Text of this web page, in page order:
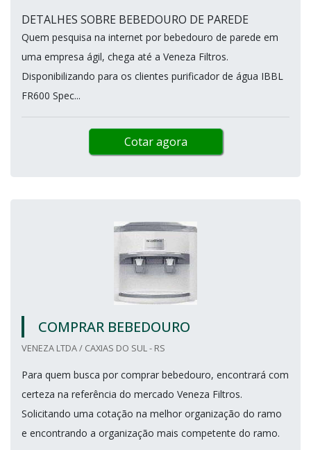
DETALHES SOBRE BEBEDOURO DE PAREDE
Quem pesquisa na internet por bebedouro de parede em
uma empresa ágil, chega até a Veneza Filtros.
Disponibilizando para os clientes purificador de água IBBL
FR600 Spec...
Cotar agora
COMPRAR BEBEDOURO
VENEZA LTDA / CAXIAS DO SUL - RS
Para quem busca por comprar bebedouro, encontrará com
certeza na referência do mercado Veneza Filtros.
Solicitando uma cotação na melhor organização do ramo
e encontrando a organização mais competente do ramo.